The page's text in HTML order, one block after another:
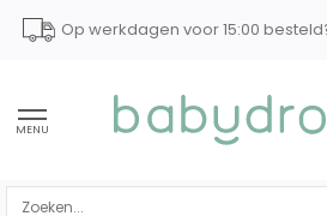
Op werkdagen voor 15:00
MENU